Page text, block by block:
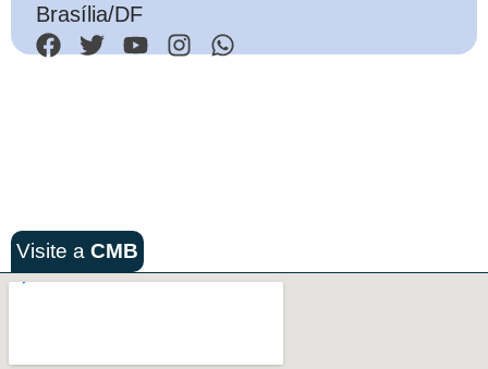
Brasília/DF
Visite a CMB